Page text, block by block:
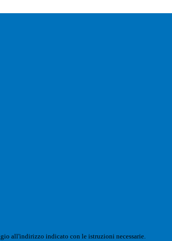
all'indirizzo indicato con le istruzioni necessarie.